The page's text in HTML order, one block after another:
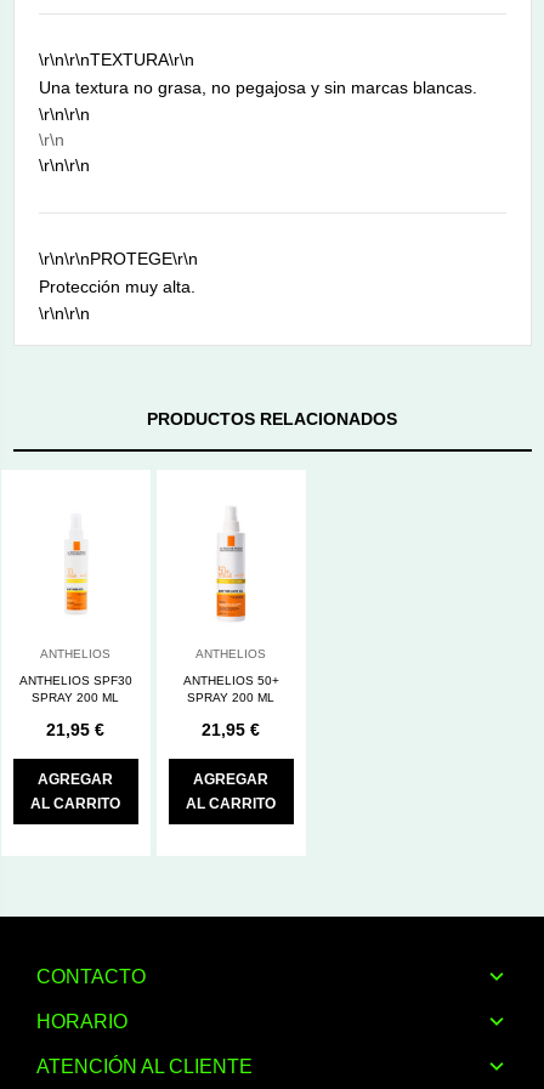
\r\n\r\nTEXTURA\r\n
Una textura no grasa, no pegajosa y sin marcas blancas.
\r\n\r\n
\r\n
\r\n\r\n
\r\n\r\nPROTEGE\r\n
Protección muy alta.
\r\n\r\n
PRODUCTOS RELACIONADOS
ANTHELIOS
ANTHELIOS SPF30
SPRAY 200 ML
21,95 €
AGREGAR
AL CARRITO
ANTHELIOS
ANTHELIOS 50+
SPRAY 200 ML
21,95 €
AGREGAR
AL CARRITO
CONTACTO
HORARIO
ATENCIÓN AL CLIENTE